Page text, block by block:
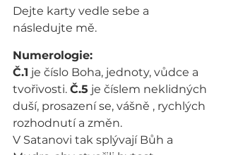
Dejte karty vedle sebe a
následujte mě.
Numerologie:
Č.1 je číslo Boha, jednoty, vůdce a
tvořivosti. Č.5 je číslem neklidných
duší, prosazení se, vášně , rychlých
rozhodnutí a změn.
V Satanovi tak splývají Bůh a